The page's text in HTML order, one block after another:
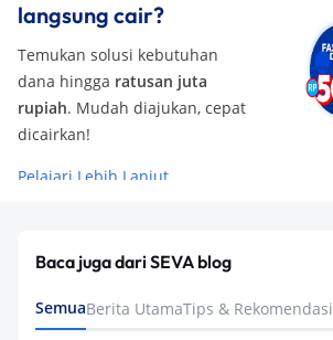
langsung cair?
Temukan solusi kebutuhan
dana hingga ratusan juta
rupiah. Mudah diajukan, cepat
dicairkan!
Pelajari Lebih Lanjut
Baca juga dari SEVA blog
SemuaBerita UtamaTips & Rekomendasi